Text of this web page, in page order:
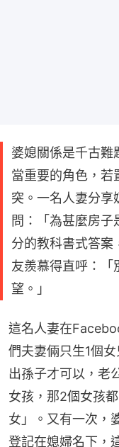
婆媳關係是千古難
當重要的角色，若
突。一名人妻分享
問：「為甚麼房
分的教科書式答案
友羨慕得直呼：「
望。」
這名人妻在
們夫妻倆只生1個
出孫子才可以，老
女孩，那2個女孩
女」。又有一次，
登記在媳婦名下，